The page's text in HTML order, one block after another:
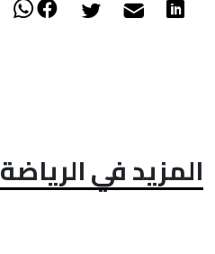
المزيد في الرياضة